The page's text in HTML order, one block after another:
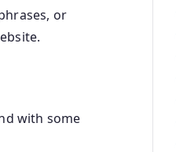
or
with some